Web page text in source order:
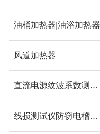
油桶加热器|油浴加热器
风道加热器
直流电源纹波系数测试仪
线损测试仪防窃电稽查仪